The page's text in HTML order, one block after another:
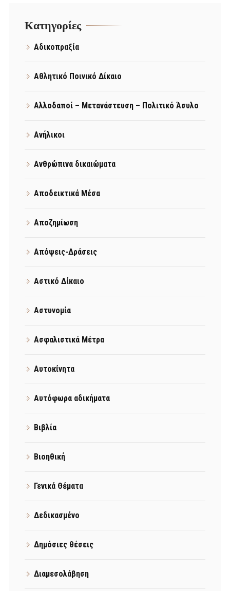
Kατηγορίες
Αδικοπραξία
Αθλητικό Ποινικό Δίκαιο
Αλλοδαποί – Μετανάστευση – Πολιτικό Άσυλο
Ανήλικοι
Ανθρώπινα δικαιώματα
Αποδεικτικά Μέσα
Αποζημίωση
Απόψεις-Δράσεις
Αστικό Δίκαιο
Αστυνομία
Ασφαλιστικά Μέτρα
Αυτοκίνητα
Αυτόφωρα αδικήματα
Βιβλία
Βιοηθική
Γενικά Θέματα
Δεδικασμένο
Δημόσιες θέσεις
Διαμεσολάβηση